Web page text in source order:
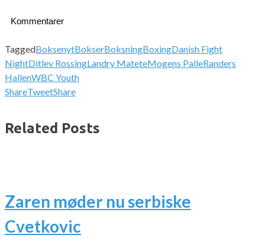
Kommentarer
TaggedBoksenytBokserBoksningBoxingDanish Fight
NightDitlev RossingLandry MateteMogens PalleRanders
HallenWBC Youth
ShareTweetShare
Related Posts
Zaren møder nu serbiske
Cvetkovic